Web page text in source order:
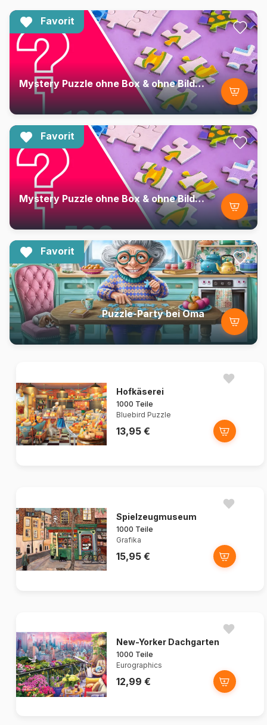
Favorit
Mystery Puzzle ohne Box & ohne Bild - Beutel mit 1000 Teilen
Favorit
Mystery Puzzle ohne Box & ohne Bild - Beutel mit 500 Teilen
Favorit
Puzzle-Party bei Oma
Hofkäserei
1000 Teile
Bluebird Puzzle
13,95 €
Spielzeugmuseum
1000 Teile
Grafika
15,95 €
New-Yorker Dachgarten
1000 Teile
Eurographics
12,99 €